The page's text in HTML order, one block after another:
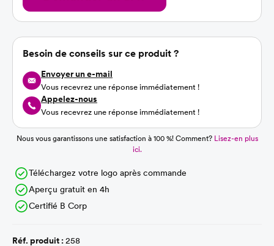
Besoin de conseils sur ce produit ?
Envoyer un e-mail
Vous recevrez une réponse immédiatement !
Appelez-nous
Vous recevrez une réponse immédiatement !
Nous vous garantissons une satisfaction à 100 %! Comment? Lisez-en plus
ici.
Téléchargez votre logo après commande
Aperçu gratuit en 4h
Certifié B Corp
Réf. produit :258